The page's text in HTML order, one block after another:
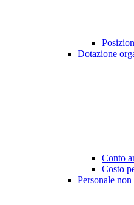
Dotazione
Conto
Costo
Personale